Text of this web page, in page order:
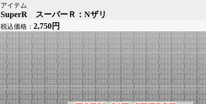
アイテム
SuperR スーパーＲ：Nザリ
税込価格： 2,750円